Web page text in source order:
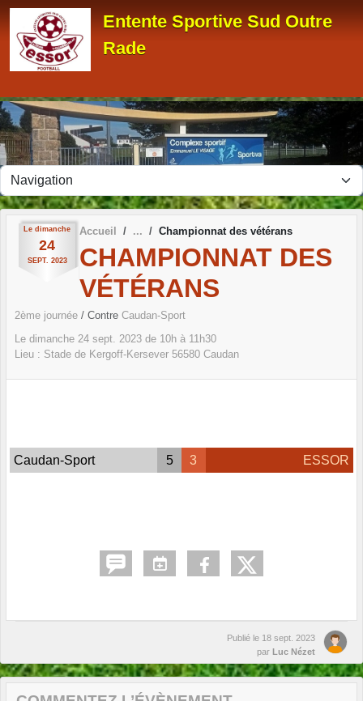
Entente Sportive Sud Outre
Rade
Le dimanche
24
SEPT. 2023
Accueil Championnat des vétérans
CHAMPIONNAT DES
VÉTÉRANS
2ème journée / Contre Caudan-Sport
Le dimanche 24 sept. 2023 de 10h à 11h30
Lieu : Stade de Kergoff-Kersever 56580 Caudan
Caudan-Sport 5 3 ESSOR
Publié le 18 sept. 2023
par Luc Nézet
Panneau de gestion des cookies